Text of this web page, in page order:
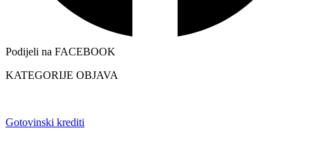
Podijeli na FACEBOOK
KATEGORIJE OBJAVA
Gotovinski krediti